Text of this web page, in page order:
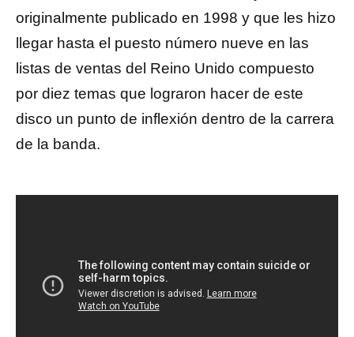
originalmente publicado en 1998 y que les hizo
llegar hasta el puesto número nueve en las
listas de ventas del Reino Unido compuesto
por diez temas que lograron hacer de este
disco un punto de inflexión dentro de la carrera
de la banda.